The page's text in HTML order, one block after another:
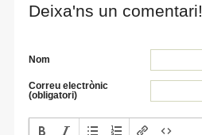
Deixa'ns un comentari!
Nom
Correu electrònic
(obligatori)